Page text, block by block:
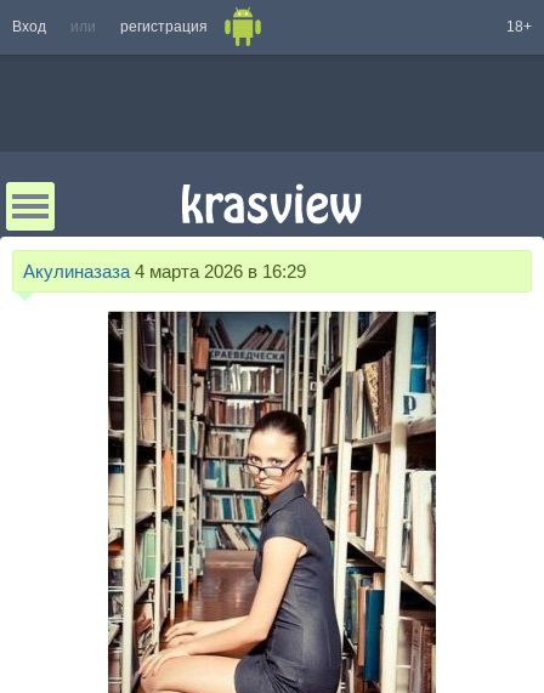
Вход или регистрация 18+
Акулиназаза 4 марта 2026 в 16:29